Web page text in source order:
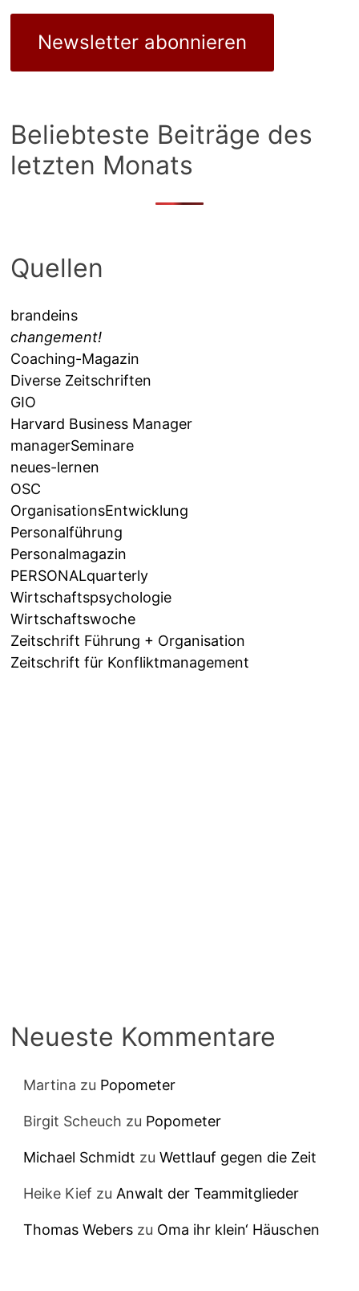
Newsletter abonnieren
Beliebteste Beiträge des
letzten Monats
Quellen
brandeins
changement!
Coaching-Magazin
Diverse Zeitschriften
GIO
Harvard Business Manager
managerSeminare
neues-lernen
OSC
OrganisationsEntwicklung
Personalführung
Personalmagazin
PERSONALquarterly
Wirtschaftspsychologie
Wirtschaftswoche
Zeitschrift Führung + Organisation
Zeitschrift für Konfliktmanagement
Neueste Kommentare
Martina zu Popometer
Birgit Scheuch zu Popometer
Michael Schmidt zuWettlauf gegen die Zeit
Heike Kief zu Anwalt der Teammitglieder
Thomas Webers zu Oma ihr klein‘ Häuschen